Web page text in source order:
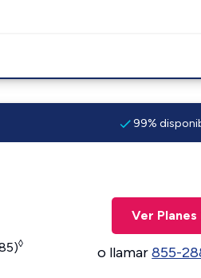
99%
◊
Ver Planes
o llamar855-